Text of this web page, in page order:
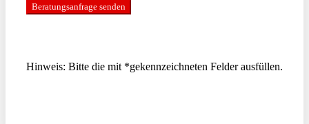
Hinweis: Bitte die mit *gekennzeichneten Felder ausfüllen.